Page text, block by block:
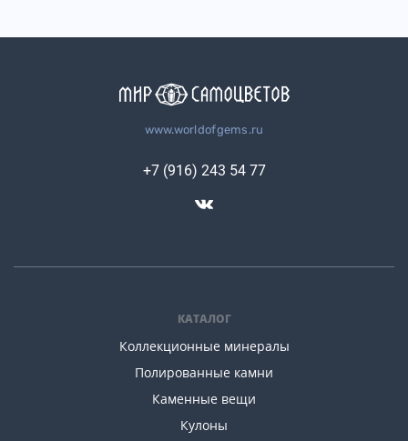
www.worldofgems.ru
КАТАЛОГ
Коллекционные минералы
Полированные камни
Каменные вещи
Кулоны
+7 (916) 243 54 77